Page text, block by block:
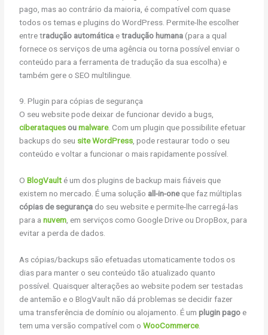
pago, mas ao contrário da maioria, é compatível com quase
todos os temas e plugins do WordPress. Permite-lhe escolher
entre tradução automática etradução humana (para a qual
fornece os serviços de uma agência ou torna possível enviar o
conteúdo para a ferramenta de tradução da sua escolha) e
também gere o SEO multilingue.
9. Plugin para cópias de segurança
O seu website pode deixar de funcionar devido a bugs,
ciberataques oumalware. Com um plugin que possibilite efetuar
backups do seu site WordPress, pode restaurar todo o seu
conteúdo e voltar a funcionar o mais rapidamente possível.
OBlogVault é um dos plugins de backup mais fiáveis que
existem no mercado. É uma solução all-in-oneque faz múltiplas
cópias de segurança do seu website e permite-lhe carregá-las
para anuvem, em serviços como Google Drive ou DropBox, para
evitar a perda de dados.
As cópias/backups são efetuadas utomaticamente todos os
dias para manter o seu conteúdo tão atualizado quanto
possível. Quaisquer alterações ao website podem ser testadas
de antemão e o BlogVault não dá problemas se decidir fazer
uma transferência de domínio ou alojamento. É umplugin pago e
tem uma versão compatível com o WooCommerce.